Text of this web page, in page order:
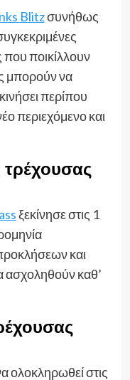
Blitzσυνήθως
που ποικίλλουν
μπορούν να
περίπου
περιεχόμενο και
ξεκίνησε στις 1
και
ασχοληθούν καθ’
ολοκληρωθεί στις